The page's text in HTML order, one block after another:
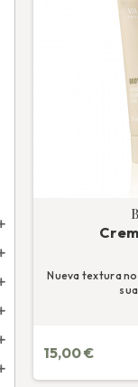
Nueva textura
15,00 €